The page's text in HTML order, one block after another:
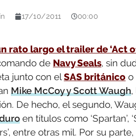
17/10/2011 00:00
rato largo el trailer de ‘Act
de Navy Seals, sin
junto con elSAS británico o
Mike McCoy y Scott Waugh,
De hecho, el segundo,
en títulos como ‘Spartan’,
entre otras mil. Por su